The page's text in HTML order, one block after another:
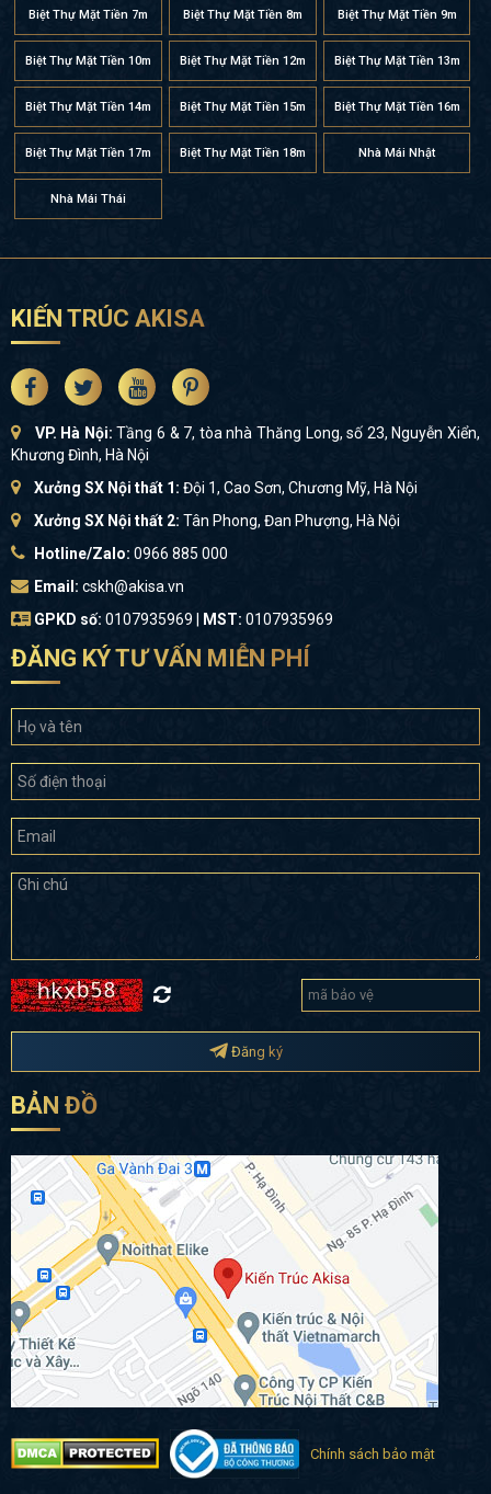
Biệt Thự Mặt Tiền 7m Biệt Thự Mặt Tiền 8m Biệt Thự Mặt Tiền 9m
Biệt Thự Mặt Tiền 10m Biệt Thự Mặt Tiền 12m Biệt Thự Mặt Tiền 13m
Biệt Thự Mặt Tiền 14m Biệt Thự Mặt Tiền 15m Biệt Thự Mặt Tiền 16m
Biệt Thự Mặt Tiền 17m Biệt Thự Mặt Tiền 18m Nhà Mái Nhật
Nhà Mái Thái
KIẾN TRÚC AKISA
VP. Hà Nội:Tầng 6 & 7, tòa nhà Thăng Long, số 23, Nguyễn Xiển,
Khương Đình, Hà Nội
Xưởng SX Nội thất 1: Đội 1, Cao Sơn, Chương Mỹ, Hà Nội
Xưởng SX Nội thất 2: Tân Phong, Đan Phượng, Hà Nội
Hotline/Zalo: 0966 885 000
Email: cskh@akisa.vn
GPKD số: 0107935969 | MST: 0107935969
ĐĂNG KÝ TƯ VẤN MIỄN PHÍ
Đăng ký
BẢN ĐỒ
Chính sách bảo mật